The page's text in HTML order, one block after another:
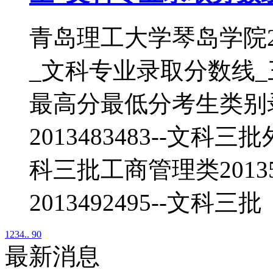
青岛理工大学琴岛学
_文科专业录取分数
最高分最低分考生类
2013483483--文科三
科三批工商管理类
2013492495--文科三批
1 234.. 90
最新消息